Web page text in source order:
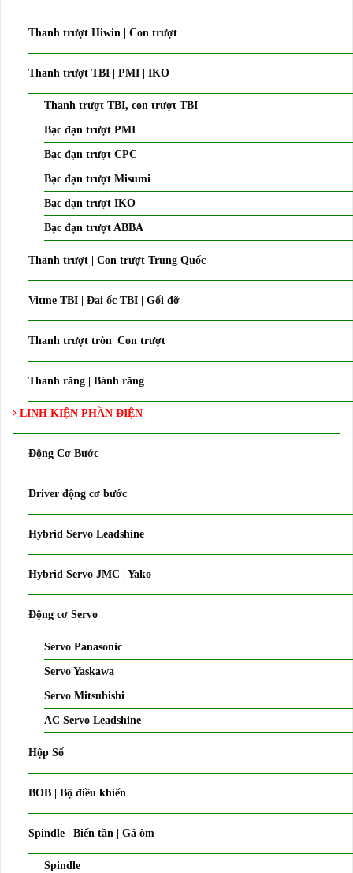
Thanh trượt Hiwin | Con trượt
Thanh trượt TBI | PMI | IKO
Thanh trượt TBI, con trượt TBI
Bạc đạn trượt PMI
Bạc đạn trượt CPC
Bạc đạn trượt Misumi
Bạc đạn trượt IKO
Bạc đạn trượt ABBA
Thanh trượt | Con trượt Trung Quốc
Vitme TBI | Đai ốc TBI | Gối đỡ
Thanh trượt tròn| Con trượt
Thanh răng | Bánh răng
LINH KIỆN PHẦN ĐIỆN
Động Cơ Bước
Driver động cơ bước
Hybrid Servo Leadshine
Hybrid Servo JMC | Yako
Động cơ Servo
Servo Panasonic
Servo Yaskawa
Servo Mitsubishi
AC Servo Leadshine
Hộp Số
BOB | Bộ điều khiển
Spindle | Biến tần | Gá ôm
Spindle